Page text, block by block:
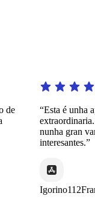
“Esta é unha
extraordinaria.
nunha gran
interesantes.”
Igorino112France